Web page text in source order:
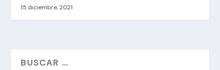
15 diciembre, 2021